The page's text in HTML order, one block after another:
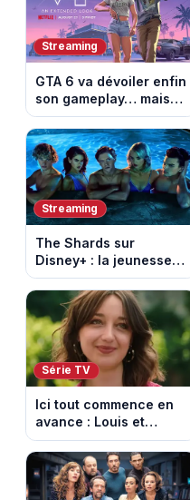
Streaming
GTA 6 va dévoiler enfin
son gameplay… mais
d’abord sur Netflix
Streaming
The Shards sur
Disney+ : la jeunesse
dorée de Los Angeles
face à un tueur dans
les années 80
Série TV
Ici tout commence en
avance : Louis et
Jasmine enfin en
couple. Episode du 7
août 2026 (spoiler)